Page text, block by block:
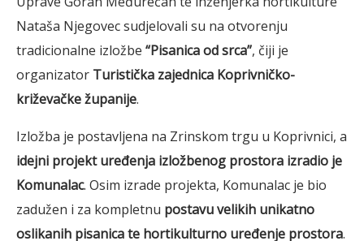
Nataša Njegovec sudjelovali su na otvorenju
tradicionalne izložbe “Pisanica od srca”, čiji je
organizator Turistička zajednica Koprivničko-
križevačke županije.
Izložba je postavljena na Zrinskom trgu u Koprivnici, a
idejni projekt uređenja izložbenog prostora izradio je
Komunalac. Osim izrade projekta, Komunalac je bio
zadužen i za kompletnu postavu velikih unikatno
oslikanih pisanica te hortikulturno uređenje prostora.